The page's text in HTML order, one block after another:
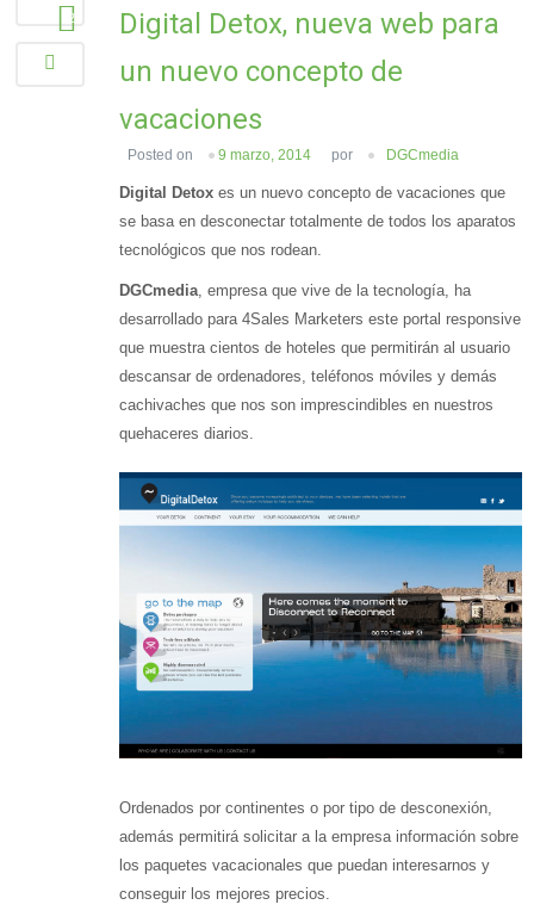
20
Digital Detox, nueva web para
un nuevo concepto de
vacaciones
Posted on 9 marzo, 2014 por DGCmedia
Digital Detox es un nuevo concepto de vacaciones que
se basa en desconectar totalmente de todos los aparatos
tecnológicos que nos rodean.
DGCmedia, empresa que vive de la tecnología, ha
desarrollado para 4Sales Marketers este portal responsive
que muestra cientos de hoteles que permitirán al usuario
descansar de ordenadores, teléfonos móviles y demás
cachivaches que nos son imprescindibles en nuestros
quehaceres diarios.
Ordenados por continentes o por tipo de desconexión,
además permitirá solicitar a la empresa información sobre
los paquetes vacacionales que puedan interesarnos y
conseguir los mejores precios.